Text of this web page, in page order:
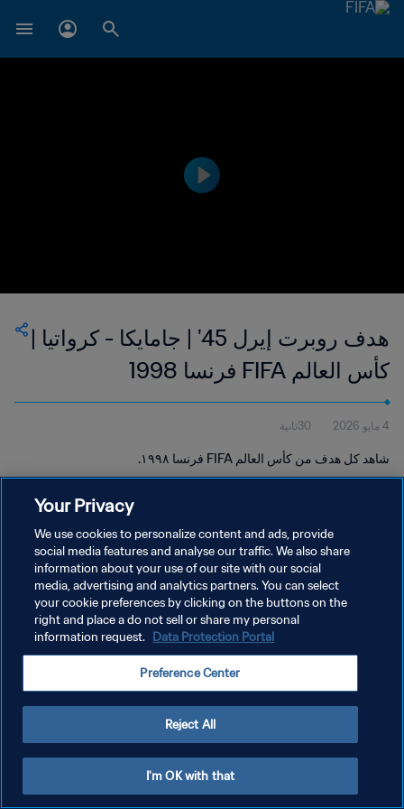
هدف روبرت إيرل 45' | جامايكا - كرواتيا |
كأس العالم FIFA فرنسا 1998
4 مايو 2026 30ثانية
شاهد كل هدف من كأس العالم FIFA فرنسا ١٩٩٨.
سياسة الخصوصية
شروط الخدمة
إدارة تفضيلات ملفات تعريف الارتباط
Your Privacy
We use cookies to personalize content and ads, provide
social media features and analyse our traffic. We also share
information about your use of our site with our social
media, advertising and analytics partners. You can select
your cookie preferences by clicking on the buttons on the
right and place a do not sell or share my personal
information request. Data Protection Portal
Preference Center
Reject All
I'm OK with that